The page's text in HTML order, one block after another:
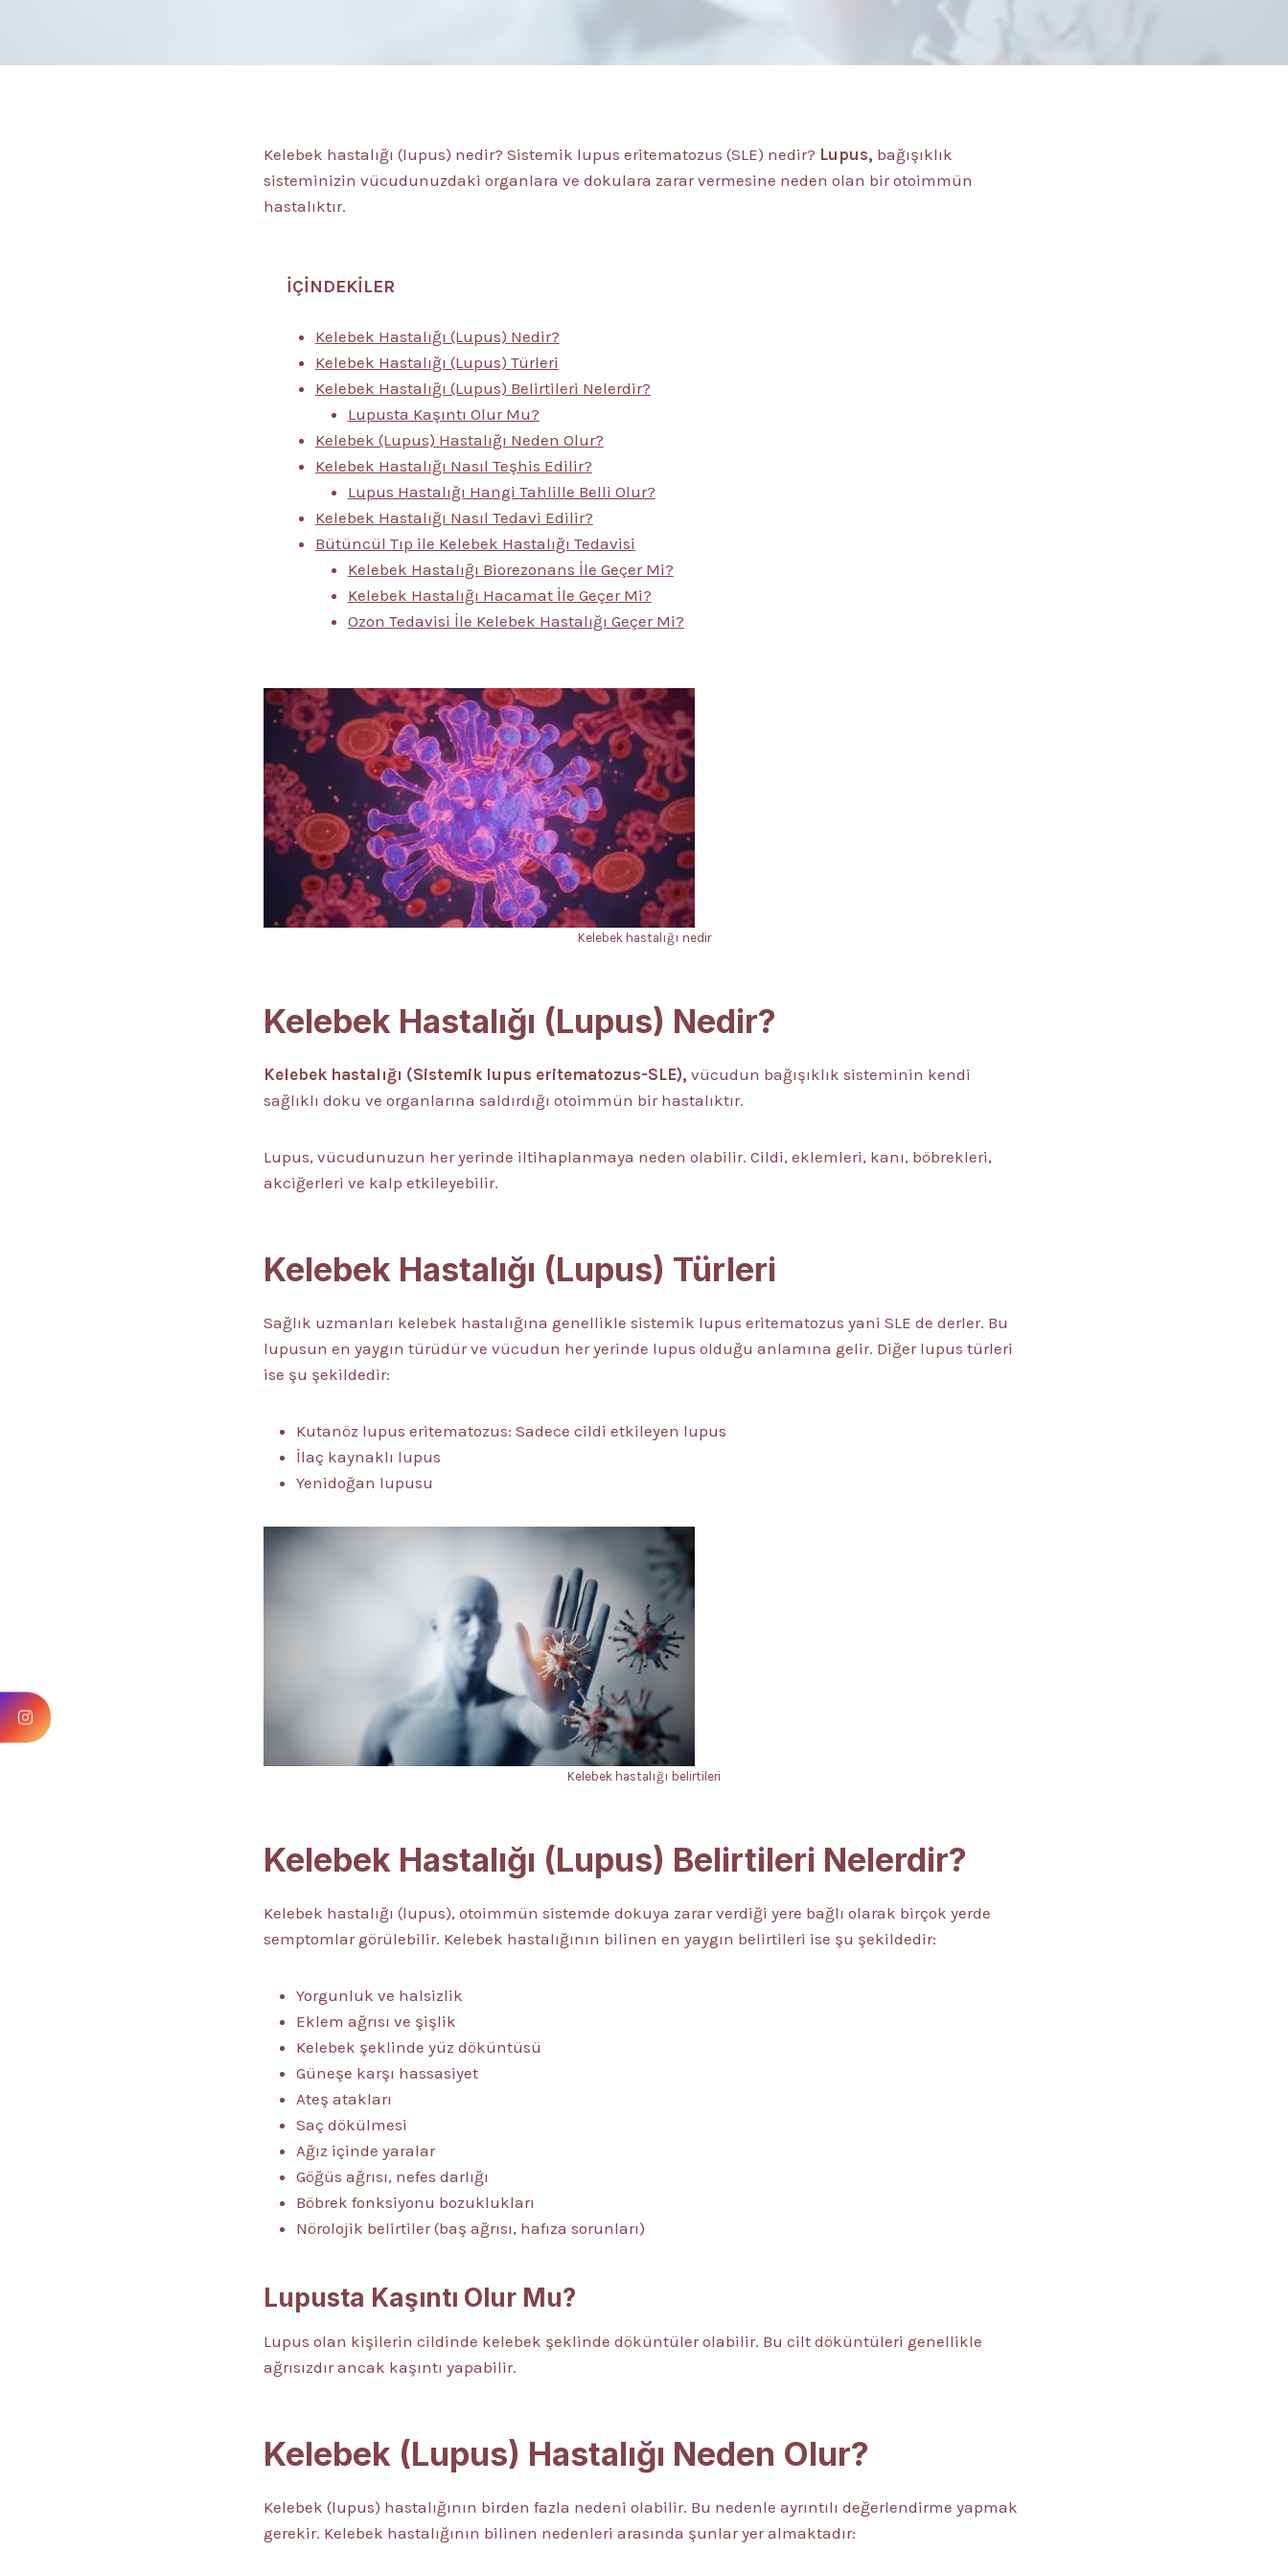
Kelebek hastalığı (lupus) nedir? Sistemik lupus eritematozus (SLE) nedir? Lupus, bağışıklık
sisteminizin vücudunuzdaki organlara ve dokulara zarar vermesine neden olan bir otoimmün
hastalıktır.
İÇİNDEKİLER
Kelebek Hastalığı (Lupus) Nedir?
Kelebek Hastalığı (Lupus) Türleri
Kelebek Hastalığı (Lupus) Belirtileri Nelerdir?
Lupusta Kaşıntı Olur Mu?
Kelebek (Lupus) Hastalığı Neden Olur?
Kelebek Hastalığı Nasıl Teşhis Edilir?
Lupus Hastalığı Hangi Tahlille Belli Olur?
Kelebek Hastalığı Nasıl Tedavi Edilir?
Bütüncül Tıp ile Kelebek Hastalığı Tedavisi
Kelebek Hastalığı Biorezonans İle Geçer Mi?
Kelebek Hastalığı Hacamat İle Geçer Mi?
Ozon Tedavisi İle Kelebek Hastalığı Geçer Mi?
Kelebek hastalığı nedir
Kelebek Hastalığı (Lupus) Nedir?
Kelebek hastalığı (Sistemik lupus eritematozus-SLE), vücudun bağışıklık sisteminin kendi
sağlıklı doku ve organlarına saldırdığı otoimmün bir hastalıktır.
Lupus, vücudunuzun her yerinde iltihaplanmaya neden olabilir. Cildi, eklemleri, kanı, böbrekleri,
akciğerleri ve kalp etkileyebilir.
Kelebek Hastalığı (Lupus) Türleri
Sağlık uzmanları kelebek hastalığına genellikle sistemik lupus eritematozus yani SLE de derler. Bu
lupusun en yaygın türüdür ve vücudun her yerinde lupus olduğu anlamına gelir. Diğer lupus türleri
ise şu şekildedir:
Kutanöz lupus eritematozus: Sadece cildi etkileyen lupus
İlaç kaynaklı lupus
Yenidoğan lupusu
Kelebek hastalığı belirtileri
Kelebek Hastalığı (Lupus) Belirtileri Nelerdir?
Kelebek hastalığı (lupus), otoimmün sistemde dokuya zarar verdiği yere bağlı olarak birçok yerde
semptomlar görülebilir. Kelebek hastalığının bilinen en yaygın belirtileri ise şu şekildedir:
Yorgunluk ve halsizlik
Eklem ağrısı ve şişlik
Kelebek şeklinde yüz döküntüsü
Güneşe karşı hassasiyet
Ateş atakları
Saç dökülmesi
Ağız içinde yaralar
Göğüs ağrısı, nefes darlığı
Böbrek fonksiyonu bozuklukları
Nörolojik belirtiler (baş ağrısı, hafıza sorunları)
Lupusta Kaşıntı Olur Mu?
Lupus olan kişilerin cildinde kelebek şeklinde döküntüler olabilir. Bu cilt döküntüleri genellikle
ağrısızdır ancak kaşıntı yapabilir.
Kelebek (Lupus) Hastalığı Neden Olur?
Kelebek (lupus) hastalığının birden fazla nedeni olabilir. Bu nedenle ayrıntılı değerlendirme yapmak
gerekir. Kelebek hastalığının bilinen nedenleri arasında şunlar yer almaktadır: